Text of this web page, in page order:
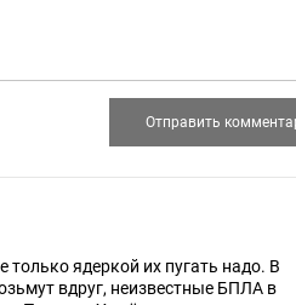
ядеркой их пугать надо. В
вдруг, неизвестные БПЛА в